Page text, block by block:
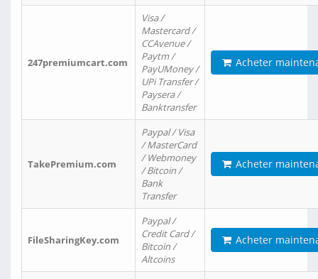
247premiumcart.com
Visa /
Mastercard /
CCAvenue /
Paytm /
PayUMoney /
UPi Transfer /
Paysera /
Banktransfer
Acheter
TakePremium.com
Paypal / Visa
/ MasterCard
/ Webmoney
/ Bitcoin /
Bank
Transfer
Acheter
FileSharingKey.com
Paypal /
Credit Card /
Bitcoin /
Altcoins
Acheter